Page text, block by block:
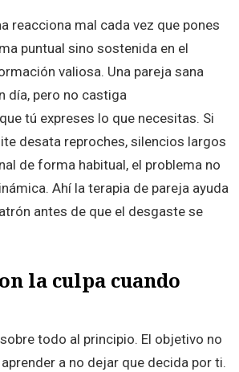
reacciona mal cada vez que pones
puntual sino sostenida en el
valiosa. Una pareja sana
día, pero no castiga
tú expreses lo que necesitas. Si
desata reproches, silencios largos
de forma habitual, el problema no
Ahí la terapia de pareja ayuda
antes de que el desgaste se
la culpa cuando
todo al principio. El objetivo no
a no dejar que decida por ti.